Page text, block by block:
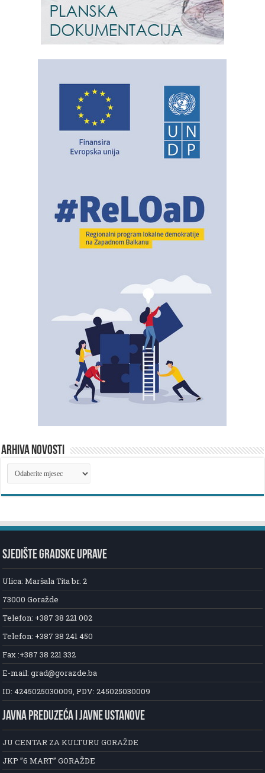
ARHIVA NOVOSTI
ARHIVA
NOVOSTI
SJEDIŠTE GRADSKE UPRAVE
Ulica: Maršala Tita br. 2
73000 Goražde
Telefon: +387 38 221 002
Telefon: +387 38 241 450
Fax :+387 38 221 332
E-mail: grad@gorazde.ba
ID: 4245025030009, PDV: 245025030009
JAVNA PREDUZEĆA I JAVNE USTANOVE
JU CENTAR ZA KULTURU GORAŽDE
JKP ”6 MART” GORAŽDE